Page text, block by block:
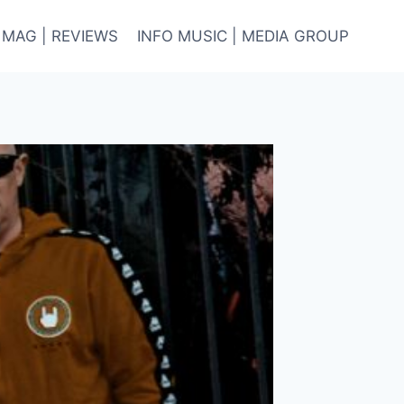
| REVIEWS INFO MUSIC | MEDIA GROUP